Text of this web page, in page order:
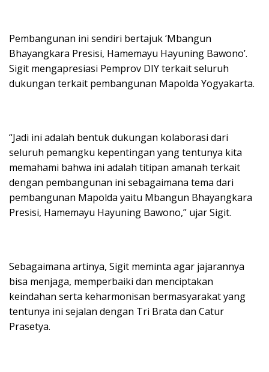
Pembangunan ini sendiri bertajuk ‘Mbangun
Bhayangkara Presisi, Hamemayu Hayuning Bawono’.
Sigit mengapresiasi Pemprov DIY terkait seluruh
dukungan terkait pembangunan Mapolda Yogyakarta.
“Jadi ini adalah bentuk dukungan kolaborasi dari
seluruh pemangku kepentingan yang tentunya kita
memahami bahwa ini adalah titipan amanah terkait
dengan pembangunan ini sebagaimana tema dari
pembangunan Mapolda yaitu Mbangun Bhayangkara
Presisi, Hamemayu Hayuning Bawono,” ujar Sigit.
Sebagaimana artinya, Sigit meminta agar jajarannya
bisa menjaga, memperbaiki dan menciptakan
keindahan serta keharmonisan bermasyarakat yang
tentunya ini sejalan dengan Tri Brata dan Catur
Prasetya.